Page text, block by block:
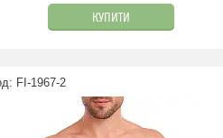
КУПИТИ
FI-1967-2